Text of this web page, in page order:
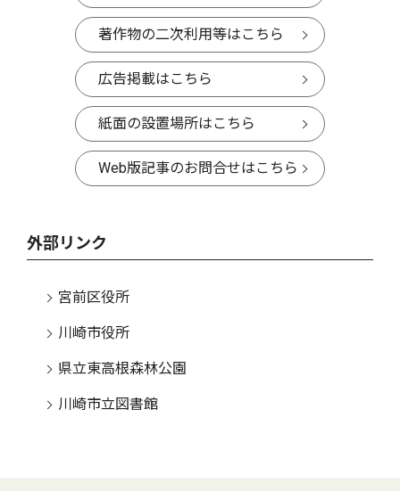
著作物の二次利用等はこちら
広告掲載はこちら
紙面の設置場所はこちら
Web版記事のお問合せはこちら
外部リンク
宮前区役所
川崎市役所
県立東高根森林公園
川崎市立図書館